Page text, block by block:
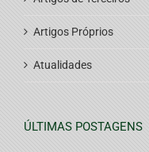
Artigos Próprios
Atualidades
ÚLTIMAS POSTAGENS